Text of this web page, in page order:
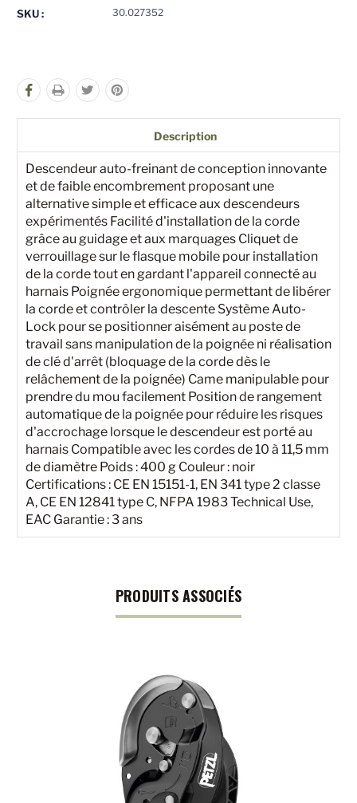
SKU : 30.027352
Description
Descendeur auto-freinant de conception innovante
et de faible encombrement proposant une
alternative simple et efficace aux descendeurs
expérimentés Facilité d'installation de la corde
grâce au guidage et aux marquages Cliquet de
verrouillage sur le flasque mobile pour installation
de la corde tout en gardant l'appareil connecté au
harnais Poignée ergonomique permettant de libérer
la corde et contrôler la descente Système Auto-
Lock pour se positionner aisément au poste de
travail sans manipulation de la poignée ni réalisation
de clé d'arrêt (bloquage de la corde dès le
relâchement de la poignée) Came manipulable pour
prendre du mou facilement Position de rangement
automatique de la poignée pour réduire les risques
d'accrochage lorsque le descendeur est porté au
harnais Compatible avec les cordes de 10 à 11,5 mm
de diamètre Poids : 400 g Couleur : noir
Certifications : CE EN 15151-1, EN 341 type 2 classe
A, CE EN 12841 type C, NFPA 1983 Technical Use,
EAC Garantie : 3 ans
PRODUITS ASSOCIÉS